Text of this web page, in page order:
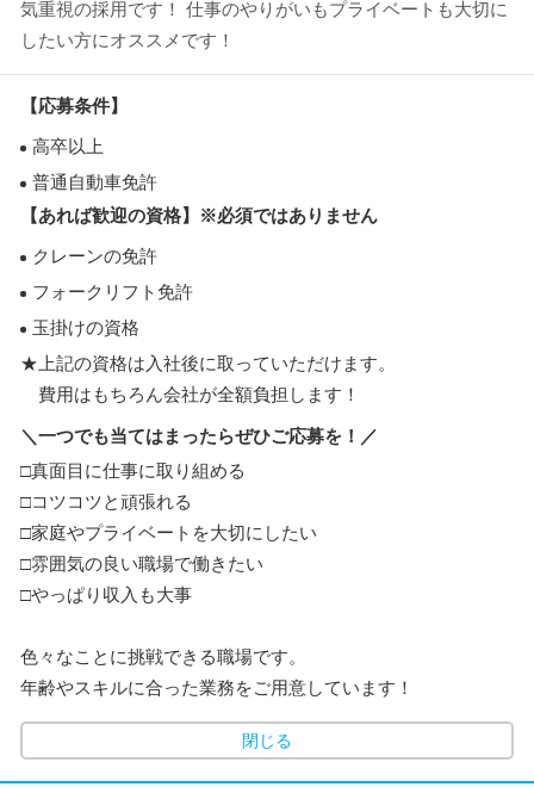
気重視の採用です！ 仕事のやりがいもプライベートも大切に
したい方にオススメです！
【応募条件】
高卒以上
普通自動車免許
【あれば歓迎の資格】※必須ではありません
クレーンの免許
フォークリフト免許
玉掛けの資格
★上記の資格は入社後に取っていただけます。
費用はもちろん会社が全額負担します！
＼一つでも当てはまったらぜひご応募を！／
□真面目に仕事に取り組める
□コツコツと頑張れる
□家庭やプライベートを大切にしたい
□雰囲気の良い職場で働きたい
□やっぱり収入も大事
色々なことに挑戦できる職場です。
年齢やスキルに合った業務をご用意しています！
閉じる